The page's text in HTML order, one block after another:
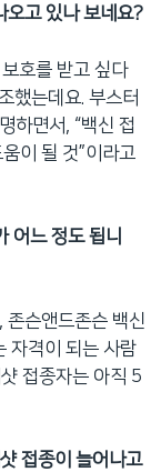
오고 있나 보네요?
호를 받고 싶다
했는데요. 부스터
하면서, “백신 접
이 될 것”이라고
어느 정도 됩니
존슨앤드존슨 백신
자격이 되는 사람
접종자는 아직 5
접종이 늘어나고